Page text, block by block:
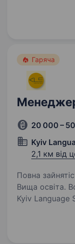
Гаряча
20 000 –
Kyiv
2,1 км від
Повна
Вища освіта. Всім привіт! Бюро перекладів
Kyiv Language